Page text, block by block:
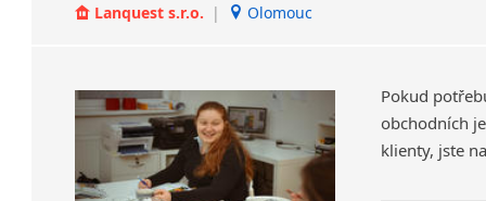
Lanquest s.r.o. | Olomouc
Pokud
obchodních
klienty, jste